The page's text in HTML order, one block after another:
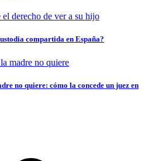
compartida en España?
no quiere: cómo la concede un juez en